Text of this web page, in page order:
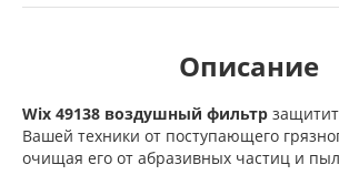
Описание
Wix 49138 воздушный фильтр
Вашей техники от поступающего
очищая его от абразивных частиц и